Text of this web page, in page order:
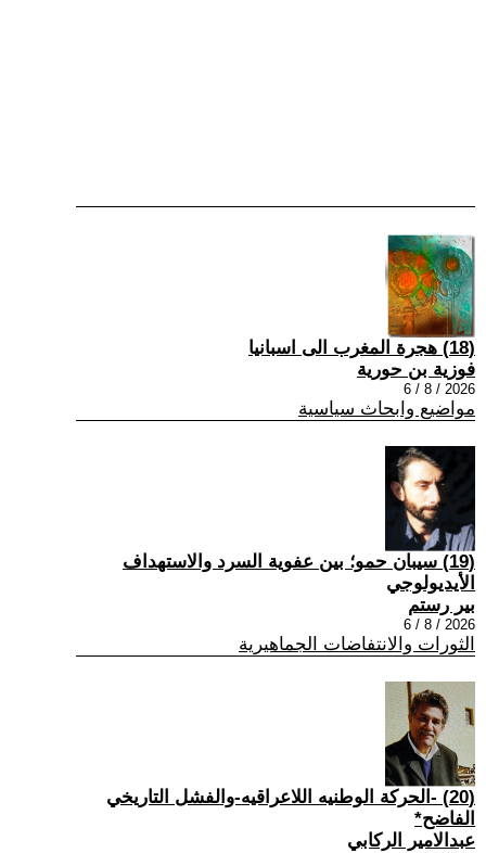
(18) هجرة المغرب الى اسبانيا
فوزية بن حورية
2026 / 8 / 6
مواضيع وابحاث سياسية
(19) سيبان حمو؛ بين عفوية السرد والاستهداف
الأيديولوجي
بير رستم
2026 / 8 / 6
الثورات والانتفاضات الجماهيرية
(20) -الحركة الوطنيه اللاعراقيه-والفشل التاريخي
الفاضح*
عبدالامير الركابي